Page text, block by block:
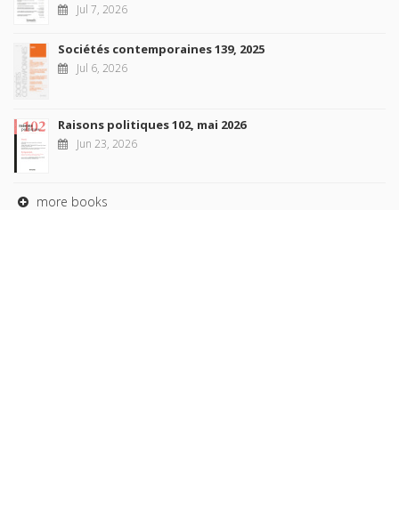
Jul 7, 2026
Sociétés contemporaines 139, 2025
Jul 6, 2026
Raisons politiques 102, mai 2026
Jun 23, 2026
more books